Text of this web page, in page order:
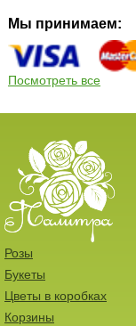
Мы принимаем:
Посмотреть все
Розы
Букеты
Цветы в коробках
Корзины